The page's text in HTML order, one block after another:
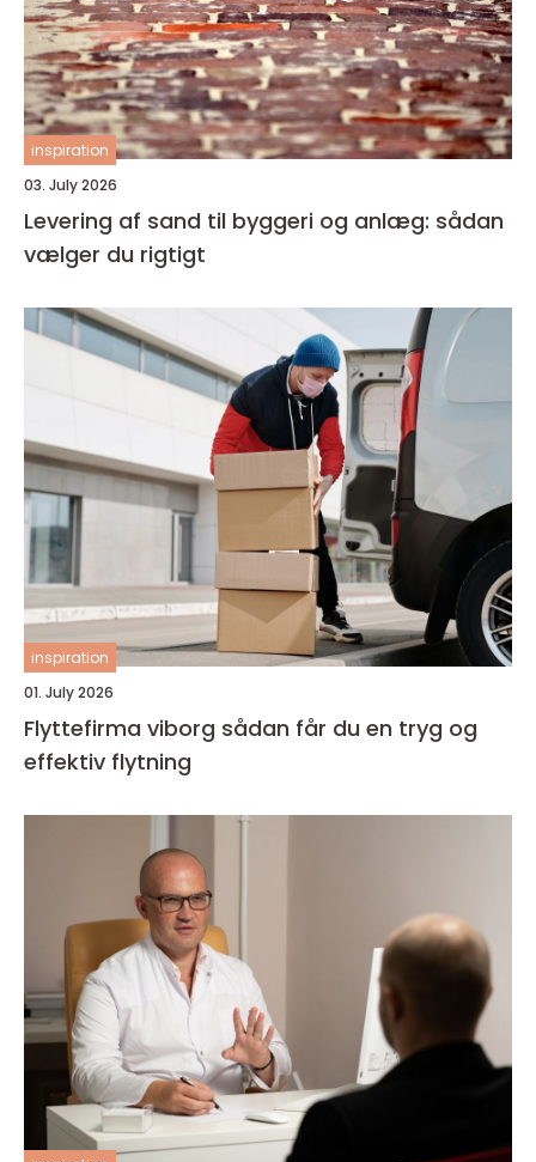
inspiration
03. July 2026
Levering af sand til byggeri og anlæg: sådan
vælger du rigtigt
inspiration
01. July 2026
Flyttefirma viborg sådan får du en tryg og
effektiv flytning